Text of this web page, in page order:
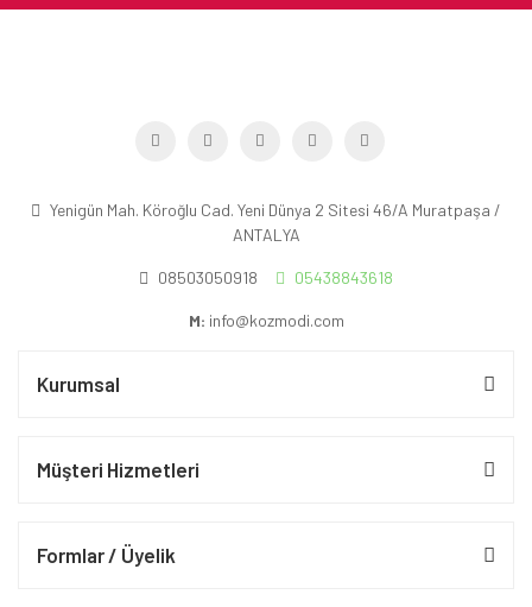
Yenigün Mah. Köroğlu Cad. Yeni Dünya 2 Sitesi 46/A Muratpaşa /
ANTALYA
08503050918 05438843618
M: info@kozmodi.com
Kurumsal
Müşteri Hizmetleri
Formlar / Üyelik